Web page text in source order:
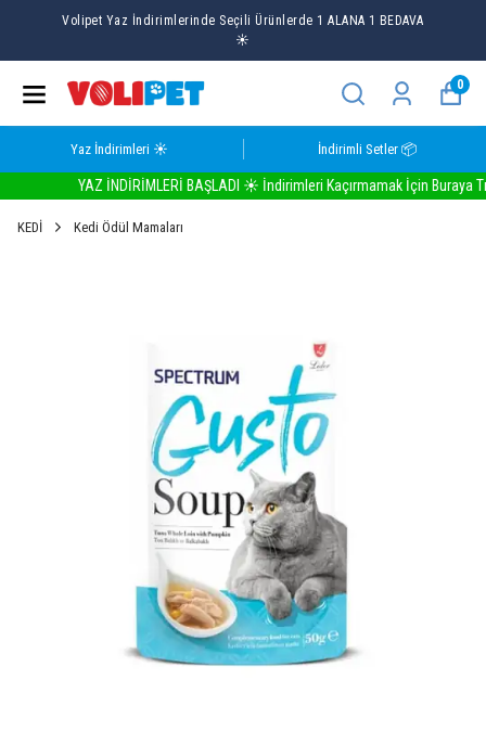
Volipet Yaz İndirimlerinde Seçili Ürünlerde 1 ALANA 1 BEDAVA
☀️
0
Yaz İndirimleri ☀️ İndirimli Setler 📦
YAZ İNDİRİMLERİ BAŞLADI ☀️ İndirimleri Kaçırmamak İçin Buraya Tıkla
KEDİ Kedi Ödül Mamaları